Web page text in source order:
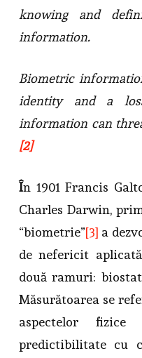
knowing and
information.
Biometric
identity and a
information can
[2]
În 1901 Francis
Charles Darwin,
“biometrie”[3] a
de nefericit
două ramuri:
Măsurătoarea se
aspectelor
predictibilitate cu